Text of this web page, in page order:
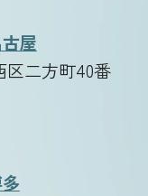
屋
二方町40番